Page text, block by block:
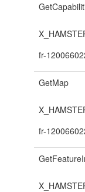
fr-
GetMap
fr-